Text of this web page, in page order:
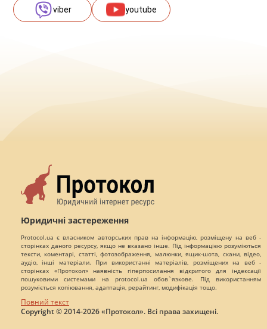
viber youtube
Юридичні застереження
Protocol.ua є власником авторських прав на інформацію, розміщену на веб -
сторінках даного ресурсу, якщо не вказано інше. Під інформацією розуміються
тексти, коментарі, статті, фотозображення, малюнки, ящик-шота, скани, відео,
аудіо, інші матеріали. При використанні матеріалів, розміщених на веб -
сторінках «Протокол» наявність гіперпосилання відкритого для індексації
пошуковими системами на protocol.ua обов`язкове. Під використанням
розуміється копіювання, адаптація, рерайтинг, модифікація тощо.
Повний текст
Copyright © 2014-2026 «Протокол». Всі права захищені.